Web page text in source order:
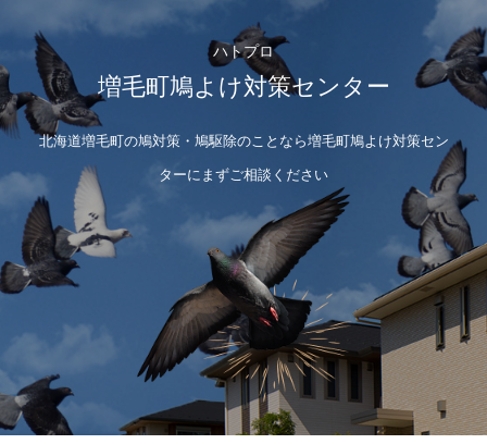
ハトプロ
増毛町鳩よけ対策センター
北海道増毛町の鳩対策・鳩駆除のことなら増毛町鳩よけ対策セン
ターにまずご相談ください